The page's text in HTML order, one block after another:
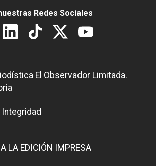
Redes Sociales
El Observador Limitada.
LA EDICIÓN IMPRESA